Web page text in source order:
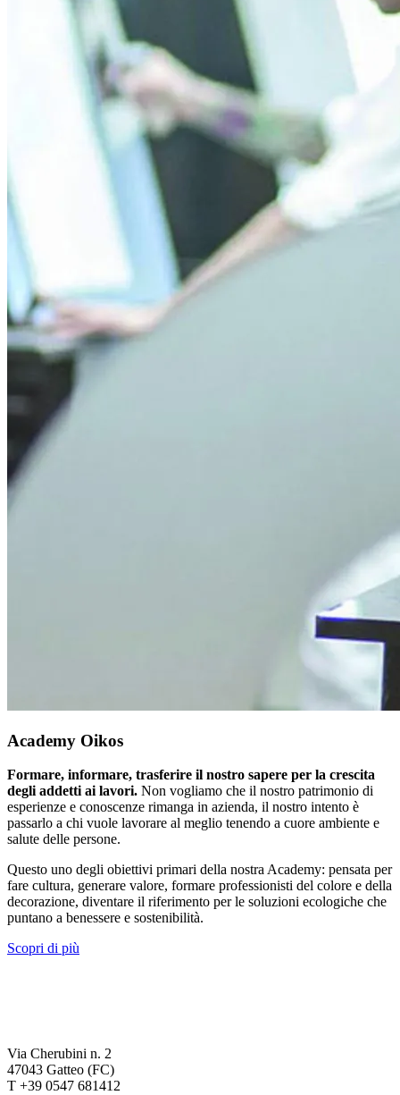
Academy Oikos
Formare, informare, trasferire il nostro sapere per la crescita
degli addetti ai lavori. Non vogliamo che il nostro patrimonio di
esperienze e conoscenze rimanga in azienda, il nostro intento è
passarlo a chi vuole lavorare al meglio tenendo a cuore ambiente e
salute delle persone.
Questo uno degli obiettivi primari della nostra Academy: pensata per
fare cultura, generare valore, formare professionisti del colore e della
decorazione, diventare il riferimento per le soluzioni ecologiche che
puntano a benessere e sostenibilità.
Scopri di più
Via Cherubini n. 2
47043 Gatteo (FC)
T +39 0547 681412